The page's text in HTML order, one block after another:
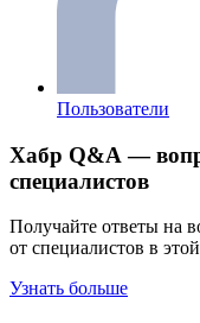
Пользователи
Хабр Q&A —
специалистов
Получайте ответы на
от специалистов в
Узнать больше